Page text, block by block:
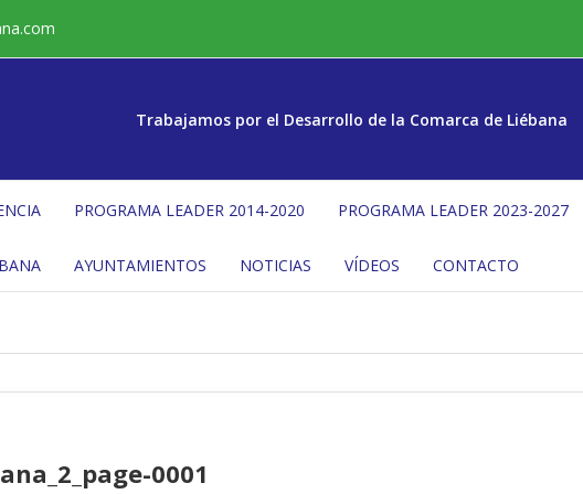
Trabajamos por el Desarrollo de la Comarca de Liébana
PROGRAMA LEADER 2014-2020 PROGRAMA LEADER 2023-2027
AYUNTAMIENTOS NOTICIAS VÍDEOS CONTACTO
0001